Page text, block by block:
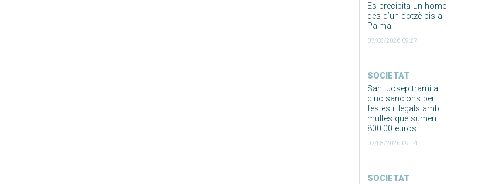
Es precipita un home
des d’un dotzè pis a
Palma
07/08/2026 09:27
SOCIETAT
Sant Josep tramita
cinc sancions per
festes il·legals amb
multes que sumen
800.00 euros
07/08/2026 09:14
SOCIETAT